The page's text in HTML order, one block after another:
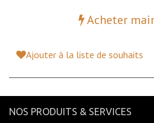
Acheter
Ajouter à la liste de souhaits
NOS PRODUITS & SERVICES